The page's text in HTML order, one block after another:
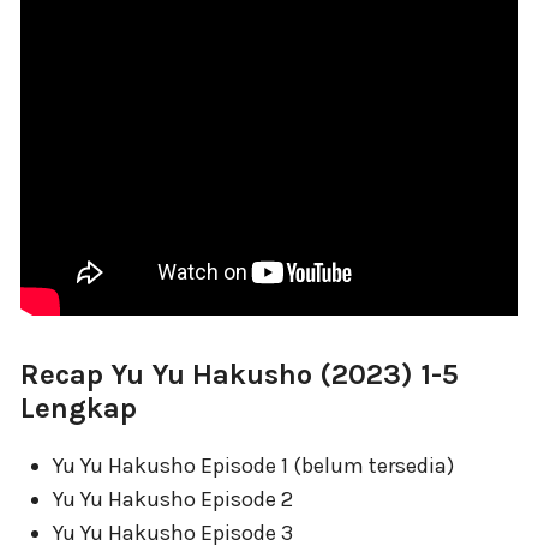
Recap Yu Yu Hakusho (2023) 1-5
Lengkap
Yu Yu Hakusho Episode 1 (belum tersedia)
Yu Yu Hakusho Episode 2
Yu Yu Hakusho Episode 3